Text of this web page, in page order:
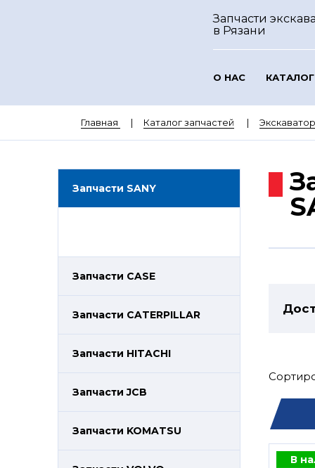
Запчасти
в Рязани
О НАС
Главная Каталог запчастей
Запчасти SANY
Запчасти CASE
Запчасти CATERPILLAR
Запчасти HITACHI
Запчасти JCB
Запчасти KOMATSU
В